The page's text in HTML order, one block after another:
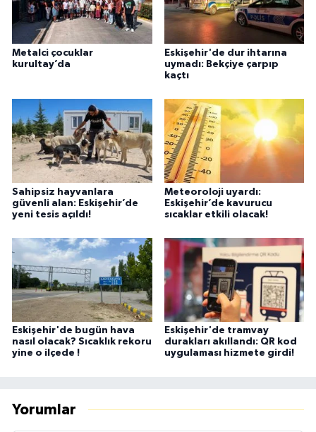
Metalci çocuklar
kurultay’da
Eskişehir'de dur ihtarına
uymadı: Bekçiye çarpıp
kaçtı
Sahipsiz hayvanlara
güvenli alan: Eskişehir’de
yeni tesis açıldı!
Meteoroloji uyardı:
Eskişehir’de kavurucu
sıcaklar etkili olacak!
Eskişehir'de bugün hava
nasıl olacak? Sıcaklık rekoru
yine o ilçede !
Eskişehir'de tramvay
durakları akıllandı: QR kod
uygulaması hizmete girdi!
Yorumlar